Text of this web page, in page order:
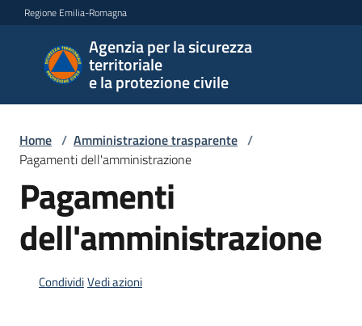
Vai al contenuto
Vai alla navigazione
Vai al footer
Regione Emilia-Romagna
Agenzia per la sicurezza
territoriale
e la protezione civile
Agenzia
per la
sicurezza
e la
protezione
Argomenti
Home / Amministrazione trasparente /
Pagamenti dell'amministrazione
Pagamenti
dell'amministrazione
CondividiVedi azioni